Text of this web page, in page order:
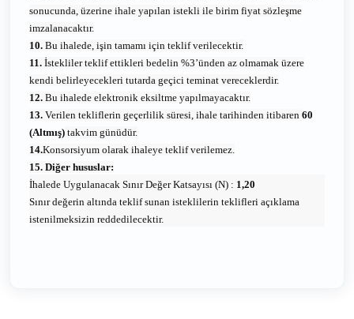
sonucunda, üzerine ihale yapılan istekli ile birim fiyat sözleşme
imzalanacaktır.
10. Bu ihalede, işin tamamı için teklif verilecektir.
11. İstekliler teklif ettikleri bedelin %3’ünden az olmamak üzere
kendi belirleyecekleri tutarda geçici teminat vereceklerdir.
12. Bu ihalede elektronik eksiltme yapılmayacaktır.
13. Verilen tekliflerin geçerlilik süresi, ihale tarihinden itibaren 60
(Altmış) takvim günüdür.
14.Konsorsiyum olarak ihaleye teklif verilemez.
15. Diğer hususlar:
İhalede Uygulanacak Sınır Değer Katsayısı (N) : 1,20
Sınır değerin altında teklif sunan isteklilerin teklifleri açıklama
istenilmeksizin reddedilecektir.